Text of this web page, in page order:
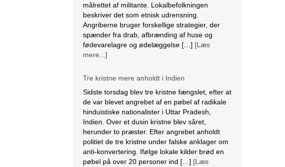
målrettet af militante. Lokalbefolkningen
beskriver det som etnisk udrensning.
Angriberne bruger forskellige strategier, der
spænder fra drab, afbrænding af huse og
fødevarelagre og ødelæggelse […] [Læs
mere...]
Tre kristne mere anholdt i Indien
Sidste torsdag blev tre kristne fængslet, efter at
de var blevet angrebet af en pøbel af radikale
hinduistiske nationalister i Uttar Pradesh,
Indien. Over et dusin kristne blev såret,
herunder to præster. Efter angrebet anholdt
politiet de tre kristne under falske anklager om
anti-konvertering. Ifølge lokale kilder brød en
pøbel på over 20 personer ind […] [Læs